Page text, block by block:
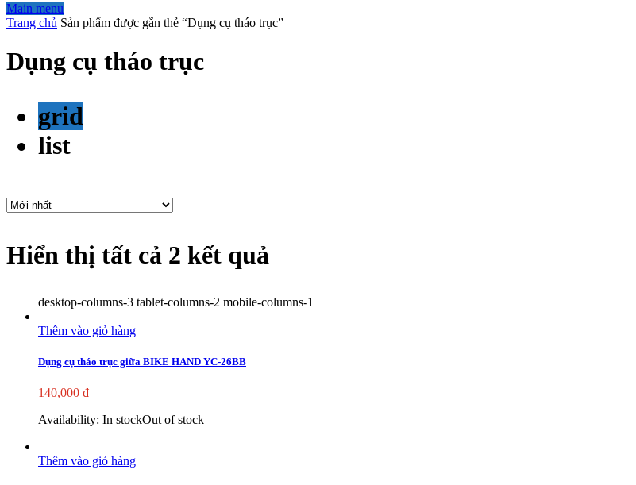
Main menu
Trang chủ Sản phẩm được gắn thẻ “Dụng cụ tháo trục”
Dụng cụ tháo trục
grid
list
Hiển thị tất cả 2 kết quả
desktop-columns-3 tablet-columns-2 mobile-columns-1
Thêm vào giỏ hàng
Dụng cụ tháo trục giữa BIKE HAND YC-26BB
140,000 ₫
Availability: In stockOut of stock
Thêm vào giỏ hàng